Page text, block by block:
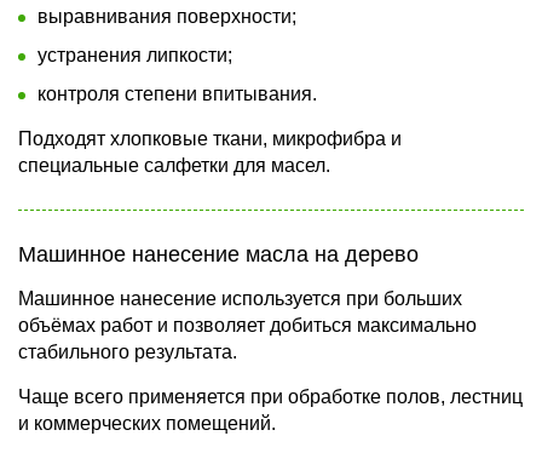
выравнивания поверхности;
устранения липкости;
контроля степени впитывания.
Подходят хлопковые ткани, микрофибра и
специальные салфетки для масел.
Машинное нанесение масла на дерево
Машинное нанесение используется при больших
объёмах работ и позволяет добиться максимально
стабильного результата.
Чаще всего применяется при обработке полов, лестниц
и коммерческих помещений.